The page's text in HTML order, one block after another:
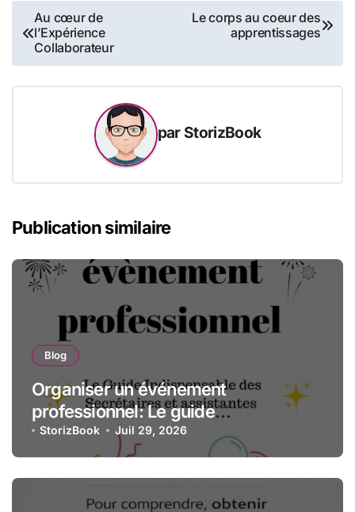
Navigation
de
l’article
Au cœur de
l’Expérience
Collaborateur
Le corps au coeur des
apprentissages
par StorizBook
Publication similaire
Blog
Organiser un événement
professionnel: Le guide
indispensable des assistantes et
secrétaires
StorizBook Juil 29, 2026